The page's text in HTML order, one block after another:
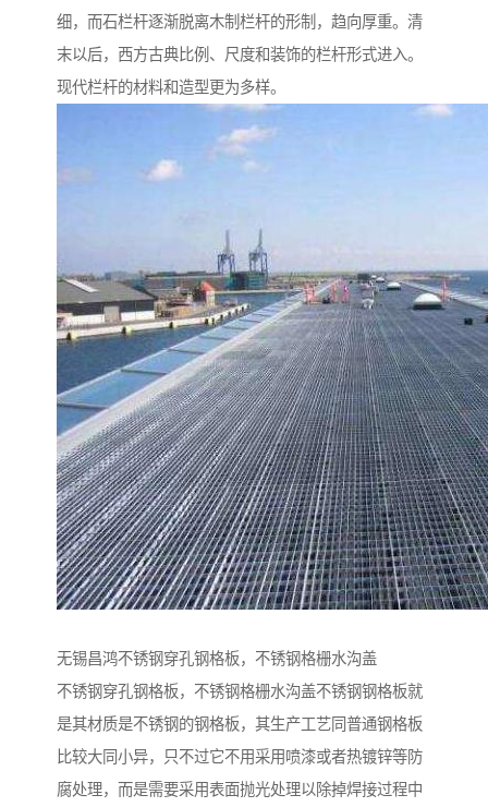
细，而石栏杆逐渐脱离木制栏杆的形制，趋向厚重。清
末以后，西方古典比例、尺度和装饰的栏杆形式进入。
现代栏杆的材料和造型更为多样。
无锡昌鸿不锈钢穿孔钢格板，不锈钢格栅水沟盖
不锈钢穿孔钢格板，不锈钢格栅水沟盖不锈钢钢格板就
是其材质是不锈钢的钢格板，其生产工艺同普通钢格板
比较大同小异，只不过它不用采用喷漆或者热镀锌等防
腐处理，而是需要采用表面抛光处理以除掉焊接过程中